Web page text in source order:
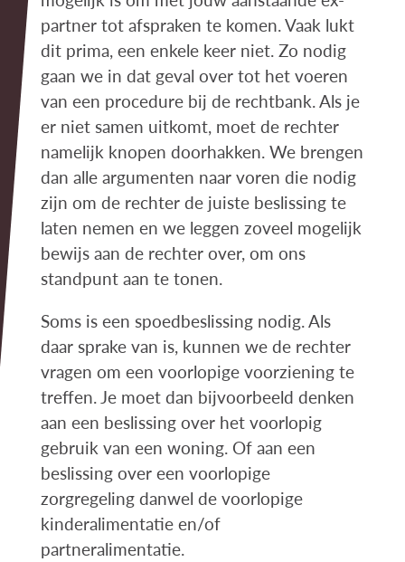
partner tot afspraken te komen. Vaak lukt
dit prima, een enkele keer niet. Zo nodig
gaan we in dat geval over tot het voeren
van een procedure bij de rechtbank. Als je
er niet samen uitkomt, moet de rechter
namelijk knopen doorhakken. We brengen
dan alle argumenten naar voren die nodig
zijn om de rechter de juiste beslissing te
laten nemen en we leggen zoveel mogelijk
bewijs aan de rechter over, om ons
standpunt aan te tonen.
Soms is een spoedbeslissing nodig. Als
daar sprake van is, kunnen we de rechter
vragen om een voorlopige voorziening te
treffen. Je moet dan bijvoorbeeld denken
aan een beslissing over het voorlopig
gebruik van een woning. Of aan een
beslissing over een voorlopige
zorgregeling danwel de voorlopige
kinderalimentatie en/of
partneralimentatie.